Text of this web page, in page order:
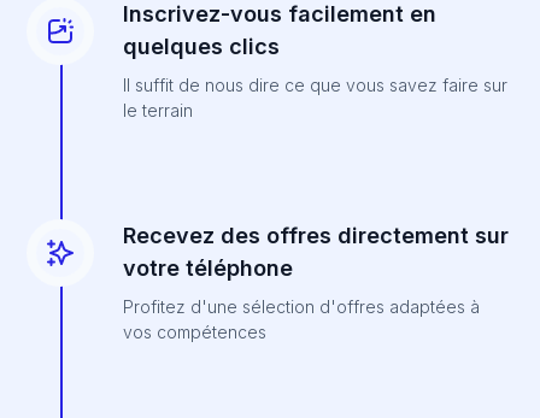
Inscrivez-vous facilement en
quelques clics
Il suffit de nous dire ce que vous savez faire sur
le terrain
Recevez des offres directement sur
votre téléphone
Profitez d'une sélection d'offres adaptées à
vos compétences